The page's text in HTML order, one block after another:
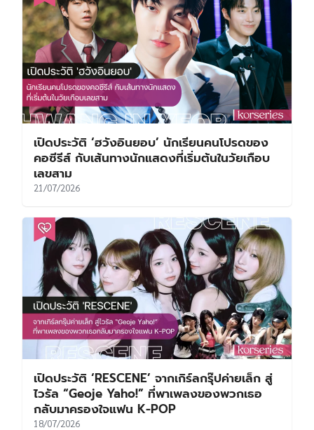
เปิดประวัติ ‘ฮวังอินยอบ’ นักเรียนคนโปรดของ
คอซีรีส์ กับเส้นทางนักแสดงที่เริ่มต้นในวัยเกือบ
เลขสาม
21/07/2026
เปิดประวัติ ‘RESCENE’ จากเกิร์ลกรุ๊ปค่ายเล็ก สู่
ไวรัล “Geoje Yaho!” ที่พาเพลงของพวกเธอ
กลับมาครองใจแฟน K-POP
18/07/2026